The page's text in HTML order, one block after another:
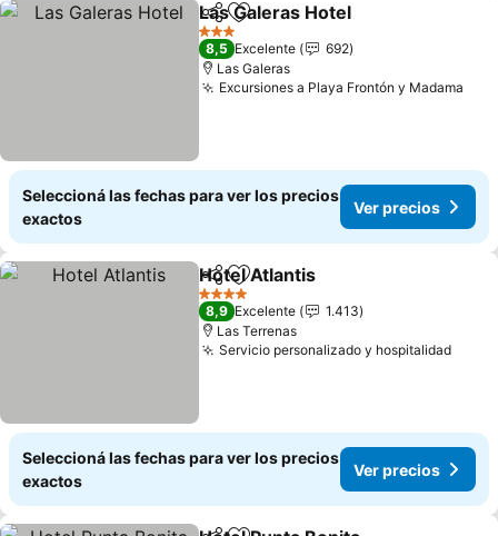
CompartirAñadir a favoritos
Las Galeras Hotel
3 Estrellas
8,5 Excelente
692
Las Galeras
Excursiones a Playa Frontón y Madama
Seleccioná las fechas para ver los precios
exactos
Ver precios
CompartirAñadir a favoritos
Hotel Atlantis
4 Estrellas
8,9 Excelente
1.413
Las Terrenas
Servicio personalizado y hospitalidad
Seleccioná las fechas para ver los precios
exactos
Ver precios